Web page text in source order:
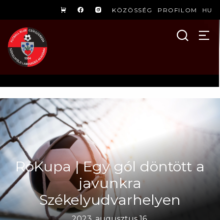
KÖZÖSSÉG PROFILOM HU
RoKupa | Egy gól döntött a
javunkra
Székelyudvarhelyen